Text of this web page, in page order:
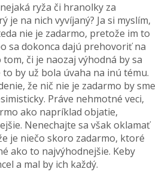
ryža či hranolky za
je na nich vyvíjaný? Ja si myslím,
nie je zadarmo, pretože im to
sa dokonca dajú prehovoriť na
či je naozaj výhodná by sa
by už bola úvaha na inú tému.
že nič nie je zadarmo by sme
Práve nehmotné veci,
ako napríklad objatie,
Nenechajte sa však oklamať
je niečo skoro zadarmo, ktoré
ako to najvýhodnejšie. Keby
a mal by ich každý.